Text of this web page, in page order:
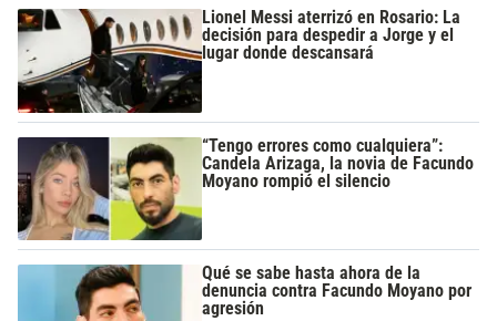
Lionel Messi aterrizó en Rosario: La
decisión para despedir a Jorge y el
lugar donde descansará
“Tengo errores como cualquiera”:
Candela Arizaga, la novia de Facundo
Moyano rompió el silencio
Qué se sabe hasta ahora de la
denuncia contra Facundo Moyano por
agresión